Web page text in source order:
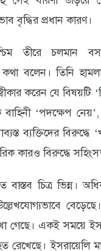
বৃদ্ধির প্রধান কারণ।
তীরে চলমান
বলেন। তিনি
করেন যে বিষয়টি
‘পদক্ষেপ
ব্যক্তিদের
বিরুদ্ধে
চিত্র ভিন্ন।
গেছে। একই সময়ে
ইসরায়েলি